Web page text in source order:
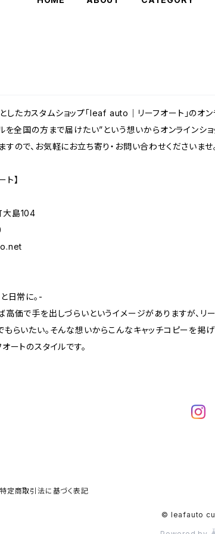
たカスタムショップ「leaf auto｜リーフオート」のオン
を全国の方まで届けたい”という想いからオンラインシ
ので、お気軽にお立ち寄り・お問い合わせくださいませ
】
大島104
日常に。-
価で手を出しづらいというイメージがありますが、リー
もらいたい。そんな想いからこんなキャッチコピーを掲
ートのスタイルです。
特定商取引法に基づく表記
© leafauto